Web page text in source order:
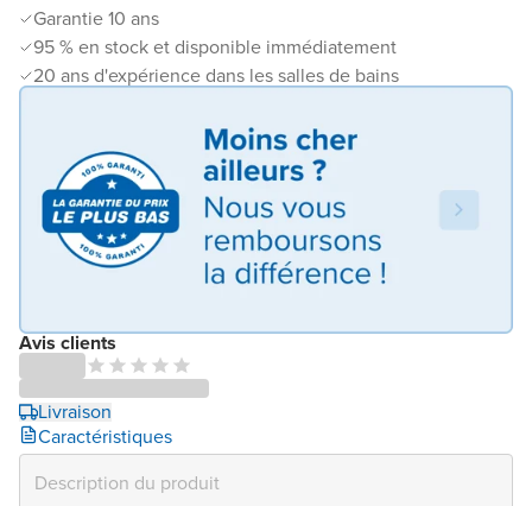
Garantie 10 ans
95 % en stock et disponible immédiatement
20 ans d'expérience dans les salles de bains
Avis clients
Livraison
Caractéristiques